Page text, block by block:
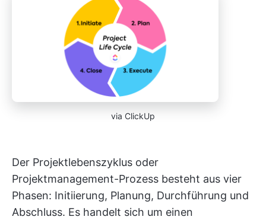
via ClickUp
Der Projektlebenszyklus oder
Projektmanagement-Prozess besteht aus vier
Phasen: Initiierung, Planung, Durchführung und
Abschluss. Es handelt sich um einen